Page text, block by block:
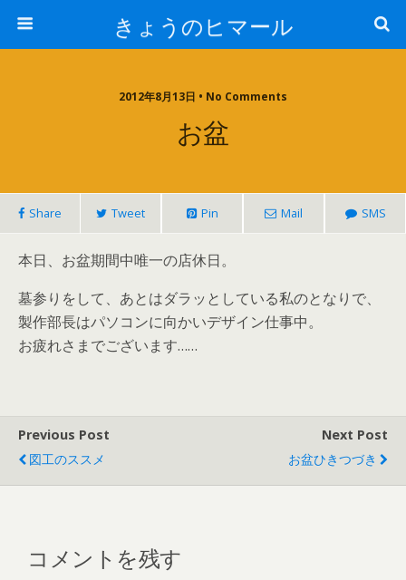
きょうのヒマール
2012年8月13日 • No Comments
お盆
Share Tweet Pin Mail SMS
本日、お盆期間中唯一の店休日。
墓参りをして、あとはダラッとしている私のとなりで、
製作部長はパソコンに向かいデザイン仕事中。
お疲れさまでございます……
Previous Post
図工のススメ
Next Post
お盆ひきつづき
コメントを残す